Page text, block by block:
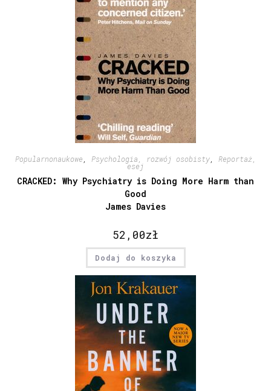
Popularnonaukowe Psychologia, rozwój osobisty, Reportaż,
esej
CRACKED: Why Psychiatry is Doing More Harm than
Good
James Davies
52,00zł
Dodaj do koszyka